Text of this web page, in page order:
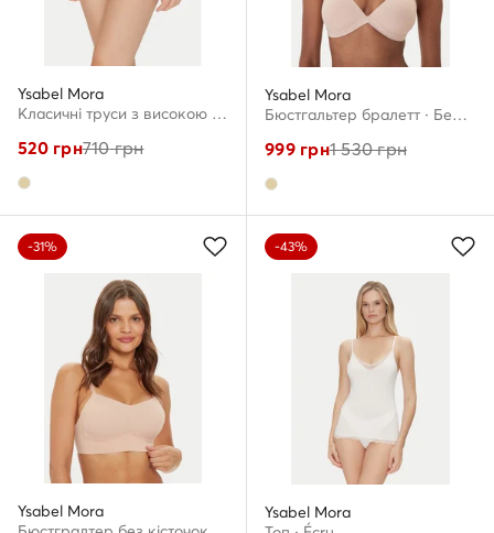
Ysabel Mora
Класичні труси з високою талією · Бежевий
520грн710грн
Ysabel Mora
Бюстгальтер бралетт · Бежевий
999грн1 530грн
-31%
Ysabel Mora
-43%
Ysabel Mora